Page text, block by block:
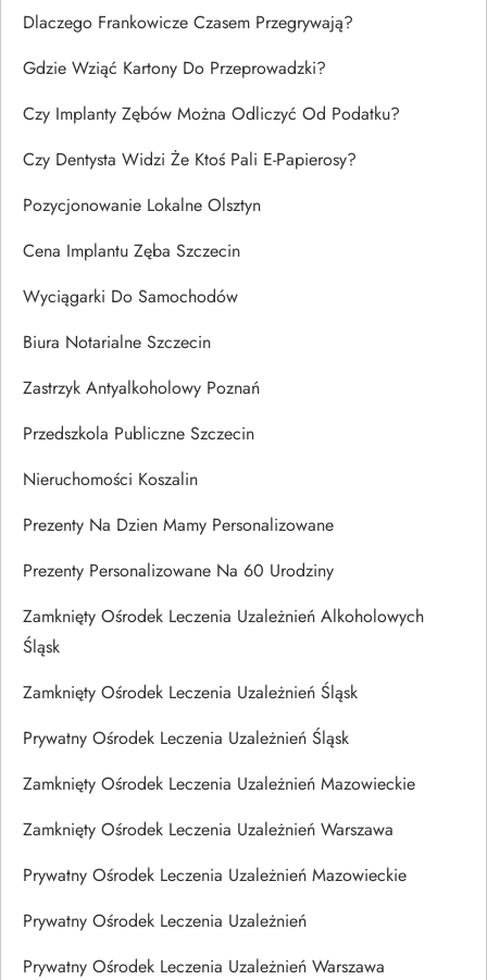
Dlaczego Frankowicze Czasem Przegrywają?
Gdzie Wziąć Kartony Do Przeprowadzki?
Czy Implanty Zębów Można Odliczyć Od Podatku?
Czy Dentysta Widzi Że Ktoś Pali E-Papierosy?
Pozycjonowanie Lokalne Olsztyn
Cena Implantu Zęba Szczecin
Wyciągarki Do Samochodów
Biura Notarialne Szczecin
Zastrzyk Antyalkoholowy Poznań
Przedszkola Publiczne Szczecin
Nieruchomości Koszalin
Prezenty Na Dzien Mamy Personalizowane
Prezenty Personalizowane Na 60 Urodziny
Zamknięty Ośrodek Leczenia Uzależnień Alkoholowych
Śląsk
Zamknięty Ośrodek Leczenia Uzależnień Śląsk
Prywatny Ośrodek Leczenia Uzależnień Śląsk
Zamknięty Ośrodek Leczenia Uzależnień Mazowieckie
Zamknięty Ośrodek Leczenia Uzależnień Warszawa
Prywatny Ośrodek Leczenia Uzależnień Mazowieckie
Prywatny Ośrodek Leczenia Uzależnień
Prywatny Ośrodek Leczenia Uzależnień Warszawa